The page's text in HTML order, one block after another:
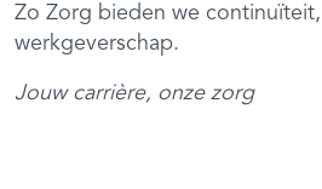
Zo Zorg bieden we
werkgeverschap.
Jouw carrière, onze zorg